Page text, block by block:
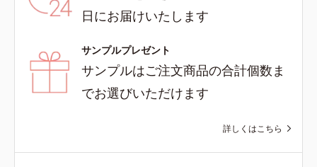
日にお届けいたします
サンプルプレゼント
サンプルはご注文商品の合計個数ま
でお選びいただけます
詳しくはこちら